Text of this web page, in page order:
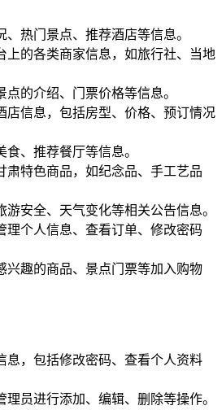
、热门景点、推荐酒店等信息。
上的各类商家信息，如旅行社、当地
的介绍、门票价格等信息。
店信息，包括房型、价格、预订情况
、推荐餐厅等信息。
肃特色商品，如纪念品、手工艺品
游安全、天气变化等相关公告信息。
理个人信息、查看订单、修改密码
兴趣的商品、景点门票等加入购物
息，包括修改密码、查看个人资料
理员进行添加、编辑、删除等操作。